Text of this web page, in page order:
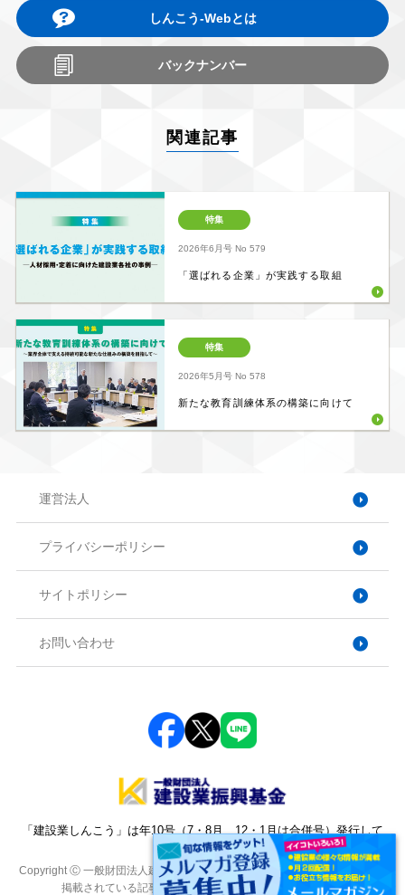
しんこう-Webとは
バックナンバー
関連記事
特集
2026年6月号No 579
「選ばれる企業」が実践する取組
特集
2026年5月号No 578
新たな教育訓練体系の構築に向けて
運営法人
プライバシーポリシー
サイトポリシー
お問い合わせ
「建設業しんこう」は年10号（7・8月、12・1月は合併号）発行して
おります。
Copyright Ⓒ 一般財団法人建設業振興基金. All Rights Reserved. 本サイトに
掲載されている記事・写真・図表などの転載を禁じます。